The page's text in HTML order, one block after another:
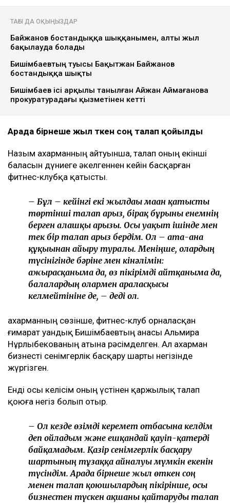
ТАҒЫ ДА ОҚЫҢЫЗДАР
Байжанов бостандыққа шыққанымен, алты жыл
бақылауда болады
Бишімбаевтың туысы Бақытжан Байжанов
бостандыққа шықты
Бишімбаев ісі арқылы танылған Айжан Аймағанова
прокуратурадағы қызметінен кетті
Арада бірнеше жыл өткен соң талап қойылды
Назым Қахарманның айтуынша, талап оның екінші
баласын дүниеге әкелгеннен кейін басқарған
фитнес-клубқа қатысты.
– Бұл – кейінгі екі жылдағы маған қатысты
төртінші талап арыз, бірақ бұрынғы енемнің
берген алғашқы арызы. Осы уақыт ішінде мен
тек бір талап арыз бердім. Ол – ата-ана
құқығынан айыру туралы. Меніңше, олардың
түсінігінде бәріне мен кінәлімін:
ажырасқаныма да, өз пікірімді айтқаныма да,
балалардың олармен араласқысы
келмейтініне де, – деді ол.
Қахарманның сөзінше, фитнес-клуб орналасқан
ғимарат Қуандық Бишімбаевтың анасы Альмира
Нұрлыбекованың атына рәсімделген. Ал Қахарман
бизнесті сенімгерлік басқару шарты негізінде
жүргізген.
Енді осы келісім оның үстінен қаржылық талап
қоюға негіз болып отыр.
– Ол кезде өзімді керемет отбасына келдім
деп ойладым және ешқандай қауіп-қатерді
байқамадым. Қазір сенімгерлік басқару
шартының тұзаққа айналуы мүмкін екенін
түсіндім. Арада бірнеше жыл өткен соң
менен талап қоюшылардың пікірінше, осы
бизнестен түскен ақшаны қайтаруды талап